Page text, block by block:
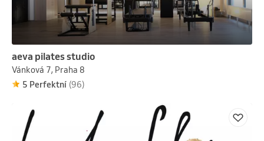
aeva pilates studio
Vánková 7, Praha 8
5 Perfektní (96)